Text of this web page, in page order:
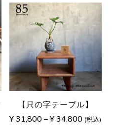
【只の字テーブル】
¥31,800–¥34,800 (税込)